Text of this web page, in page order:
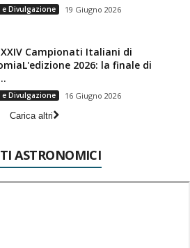
Divulgazione 19 Giugno 2026
Campionati Italiani di
2026: la finale di
Divulgazione
16 Giugno 2026
Carica altri
ASTRONOMICI